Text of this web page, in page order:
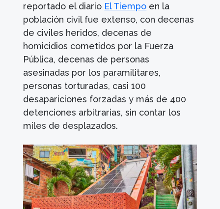
reportado el diario El Tiempo en la
población civil fue extenso, con decenas
de civiles heridos, decenas de
homicidios cometidos por la Fuerza
Pública, decenas de personas
asesinadas por los paramilitares,
personas torturadas, casi 100
desapariciones forzadas y más de 400
detenciones arbitrarias, sin contar los
miles de desplazados.